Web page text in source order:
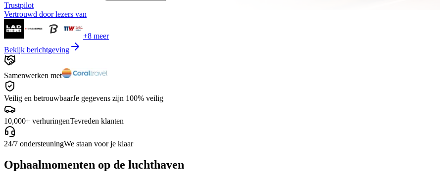
Trustpilot
Vertrouwd door lezers van
+8 meer
Bekijk berichtgeving
Samenwerken met
Veilig en betrouwbaarJe gegevens zijn 100% veilig
10,000+ verhuringenTevreden klanten
24/7 ondersteuningWe staan voor je klaar
Ophaalmomenten op de luchthaven